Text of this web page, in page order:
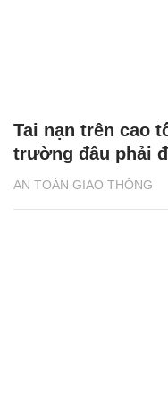
AN TOÀN GIAO THÔNG
Tai nạn trên cao
trường đâu phải